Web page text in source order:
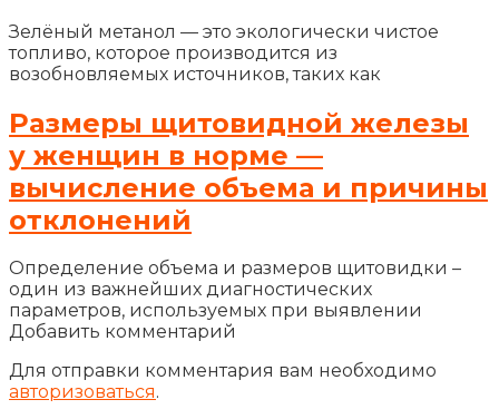
Зелёный метанол — это экологически чистое
топливо, которое производится из
возобновляемых источников, таких как
Размеры щитовидной железы
у женщин в норме —
вычисление объема и причины
отклонений
Определение объема и размеров щитовидки –
один из важнейших диагностических
параметров, используемых при выявлении
Добавить комментарий
Для отправки комментария вам необходимо
авторизоваться.